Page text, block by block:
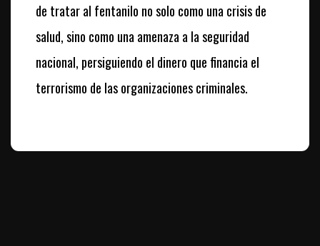
de tratar al fentanilo no solo como una crisis de
salud, sino como una amenaza a la seguridad
nacional, persiguiendo el dinero que financia el
terrorismo de las organizaciones criminales.